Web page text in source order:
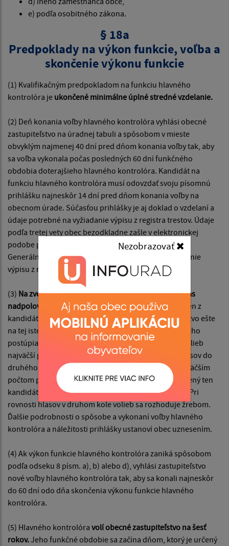
Nezobrazovať
e) podľa osobitného zákona.
§ 18a
Predpoklady na výkon funkcie, voľba a
skončenie výkonu funkcie
(1) Kvalifikačným predpokladom na funkciu hlavného
kontrolóra je ukončené minimálne úplné stredné vzdelanie.
(2) Deň konania voľby hlavného kontrolóra vyhlási obecné
zastupiteľstvo na úradnej tabuli a spôsobom v mieste
obvyklým najmenej 40 dní pred dňom konania voľby tak, aby
sa voľba vykonala počas posledných 60 dní funkčného
obdobia doterajšieho hlavného kontrolóra. Kandidát na
funkciu hlavného kontrolóra musí odovzdať svoju písomnú
prihlášku najneskôr 14 dní pred dňom konania voľby na
obecnom úrade. Súčasťou prihlášky je aj doklad o vzdelaní a
údaje potrebné na vyžiadanie výpisu z registra trestov. Údaje
podľa tretej vety obec bezodkladne zašle v elektronickej
podobe prostredníctvom elektronickej komunikácie
Generálnej prokuratúre Slovenskej republiky na vydanie
výpisu z registra trestov.
(3) Na zvolenie hlavného kontrolóra je potrebný súhlas
nadpolovičnej väčšiny všetkých poslancov.Ak ani jeden z
kandidátov takú väčšinu nezískal, obecné zastupiteľstvo ešte
na tej istej schôdzi vykoná druhé kolo volieb, do ktorého
postúpia dvaja kandidáti, ktorí získali v prvom kole volieb
najväčší počet platných hlasov. V prípade rovnosti hlasov do
druhého kola volieb postupujú všetci kandidáti s najväčším
počtom platných hlasov. V druhom kole volieb je zvolený ten
kandidát, ktorý získal najväčší počet platných hlasov. Pri
rovnosti hlasov v druhom kole volieb sa rozhoduje žrebom.
Ďalšie podrobnosti o spôsobe a vykonaní voľby hlavného
kontrolóra a náležitosti prihlášky ustanoví obec uznesením.
(4) Ak výkon funkcie hlavného kontrolóra zaniká spôsobom
podľa odseku 8 písm. a), b) alebo d), vyhlási zastupiteľstvo
nové voľby hlavného kontrolóra tak, aby sa konali najneskôr
do 60 dní odo dňa skončenia výkonu funkcie hlavného
kontrolóra.
(5) Hlavného kontrolóra volí obecné zastupiteľstvo na šesť
rokov.Jeho funkčné obdobie sa začína dňom, ktorý je určený